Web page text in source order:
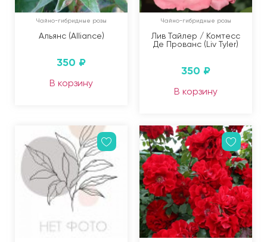
Чайно-гибридные розы
Альянс (Alliance)
350 ₽
В корзину
Чайно-гибридные розы
Лив Тайлер / Комтесс
Де Прованс (Liv Tyler)
350 ₽
В корзину